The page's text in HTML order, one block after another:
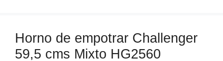
r
í
Horno de empotrar Challenger
59,5 cms Mixto HG2560